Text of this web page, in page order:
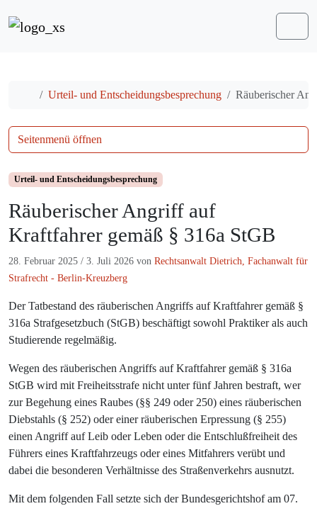
StartUrteil- und Entscheidungsbesprechung Räuberischer
Urteil- und Entscheidungsbesprechung
Räuberischer Angriff auf
Kraftfahrer gemäß § 316a StGB
28. Februar 2025 / 3. Juli 2026 von Rechtsanwalt Dietrich, Fachanwalt für
Strafrecht - Berlin-Kreuzberg
Der Tatbestand des räuberischen Angriffs auf Kraftfahrer gemäß §
316a Strafgesetzbuch (StGB) beschäftigt sowohl Praktiker als auch
Studierende regelmäßig.
Wegen des räuberischen Angriffs auf Kraftfahrer gemäß § 316a
StGB wird mit Freiheitsstrafe nicht unter fünf Jahren bestraft, wer
zur Begehung eines Raubes (§§ 249 oder 250) eines räuberischen
Diebstahls (§ 252) oder einer räuberischen Erpressung (§ 255)
einen Angriff auf Leib oder Leben oder die Entschlußfreiheit des
Führers eines Kraftfahrzeugs oder eines Mitfahrers verübt und
dabei die besonderen Verhältnisse des Straßenverkehrs ausnutzt.
Mit dem folgenden Fall setzte sich der Bundesgerichtshof am 07.
Seitenmenü öffnen